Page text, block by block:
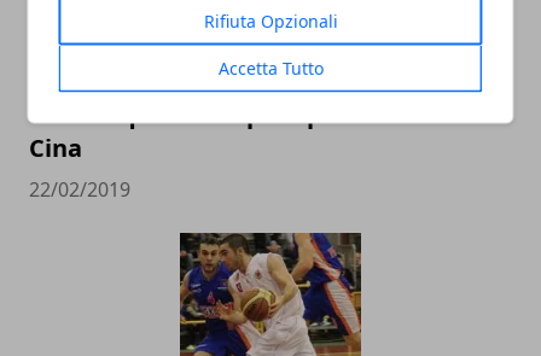
Rifiuta Opzionali
Accetta Tutto
L’Italbasket contro Ungheria e Lituania
alla conquista del pass per i Mondiali in
Cina
22/02/2019